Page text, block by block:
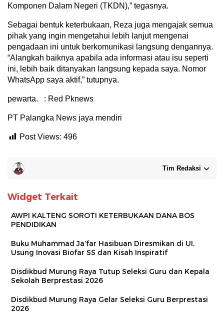
Komponen Dalam Negeri (TKDN),” tegasnya.
Sebagai bentuk keterbukaan, Reza juga mengajak semua
pihak yang ingin mengetahui lebih lanjut mengenai
pengadaan ini untuk berkomunikasi langsung dengannya.
“Alangkah baiknya apabila ada informasi atau isu seperti
ini, lebih baik ditanyakan langsung kepada saya. Nomor
WhatsApp saya aktif,” tutupnya.
‎pewarta. : Red Pknews
PT Palangka News jaya mendiri
Post Views: 496
Tim Redaksi
Widget Terkait
AWPI KALTENG SOROTI KETERBUKAAN DANA BOS
PENDIDIKAN
Buku Muhammad Ja’far Hasibuan Diresmikan di UI,
Usung Inovasi Biofar SS dan Kisah Inspiratif
Disdikbud Murung Raya Tutup Seleksi Guru dan Kepala
Sekolah Berprestasi 2026
Disdikbud Murung Raya Gelar Seleksi Guru Berprestasi
2026